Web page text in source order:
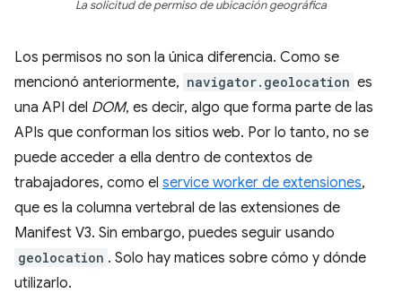
La solicitud de permiso de ubicación geográfica
Los permisos no son la única diferencia. Como se
mencionó anteriormente, navigator.geolocation es
una API del DOM, es decir, algo que forma parte de las
APIs que conforman los sitios web. Por lo tanto, no se
puede acceder a ella dentro de contextos de
trabajadores, como el service worker de extensiones,
que es la columna vertebral de las extensiones de
Manifest V3. Sin embargo, puedes seguir usando
geolocation . Solo hay matices sobre cómo y dónde
utilizarlo.